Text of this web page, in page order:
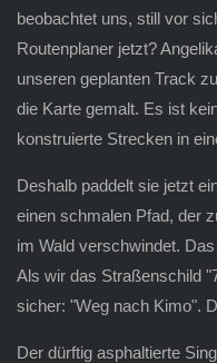
beobachtet uns, still vor
Routenplaner jetzt?
unseren geplanten Track
die Karte gemalt. Es ist
konstruierte Strecken in
Deshalb paddelt sie jetzt
einen schmalen Pfad, der
im Wald verschwindet.
Als wir das Straßenschild
sicher: "Weg nach Kimo".
Der dürftig asphaltierte